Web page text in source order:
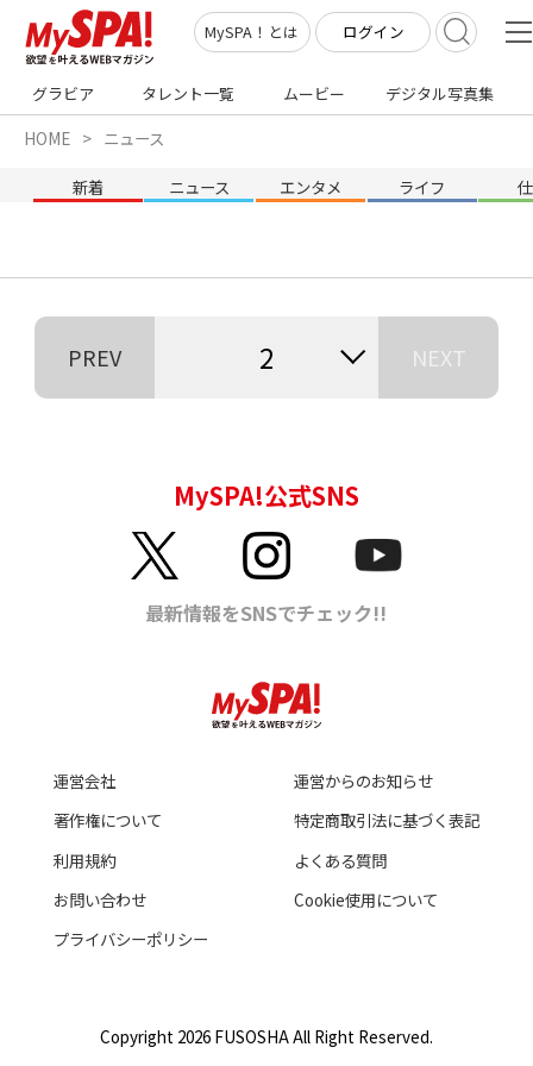
MySPA！とは ログイン
グラビア タレント一覧 ムービー デジタル写真集
HOME ニュース
新着 ニュース エンタメ ライフ
PREV 2 NEXT
運営会社
運営からのお知らせ
著作権について
特定商取引法に基づく表記
利用規約
よくある質問
お問い合わせ
Cookie使用について
プライバシーポリシー
Copyright 2026 FUSOSHA All Right Reserved.